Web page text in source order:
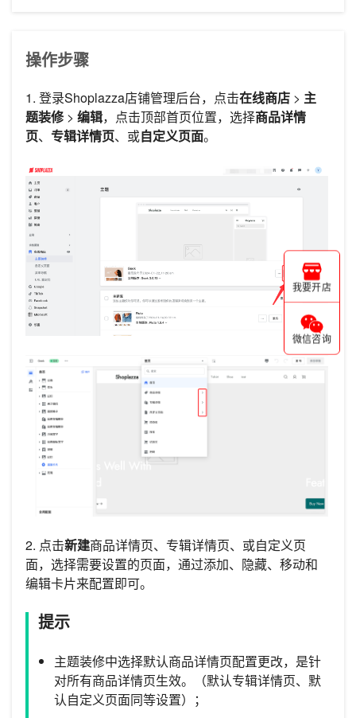
操作步骤
1. 登录Shoplazza店铺管理后台，点击在线商店 > 主
题装修> 编辑，点击顶部首页位置，选择商品详情
页、 专辑详情页、或自定义页面。
2. 点击新建商品详情页、专辑详情页、或自定义页
面，选择需要设置的页面，通过添加、隐藏、移动和
编辑卡片来配置即可。
提示
主题装修中选择默认商品详情页配置更改，是针
对所有商品详情页生效。（默认专辑详情页、默
认自定义页面同等设置）；
我要开店
微信咨询